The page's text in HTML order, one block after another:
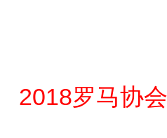
2018罗马协